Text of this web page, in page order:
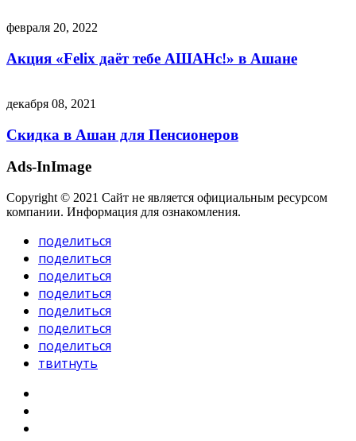
февраля 20, 2022
Акция «Felix даёт тебе АШАНс!» в Ашане
декабря 08, 2021
Скидка в Ашан для Пенсионеров
Ads-InImage
Copyright © 2021 Сайт не является официальным ресурсом
компании. Информация для ознакомления.
поделиться
поделиться
поделиться
поделиться
поделиться
поделиться
поделиться
твитнуть